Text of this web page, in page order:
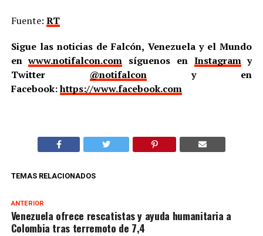
Fuente: RT
Sigue las noticias de Falcón, Venezuela y el Mundo
enwww.notifalcon.com síguenos en Instagramy
Twitter @notifalcony en
Facebook:https://www.facebook.com
TEMAS RELACIONADOS
ANTERIOR
Venezuela ofrece rescatistas y ayuda humanitaria a
Colombia tras terremoto de 7,4